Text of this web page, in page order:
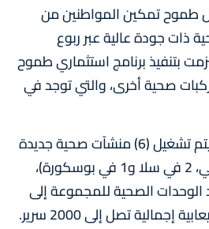
طموح تمكين المواطنين من
ذات جودة عالية عبر ربوع
بتنفيذ برنامج استثماري طموح
صحية أخرى، والتي توجد في
ومع متم سنة 2022، سيتم تشغيل (6) منشآت صحية جديدة
(2 في طنجة، 1 في آسفي، 2 في سلا و1 في بوسكورة)،
الصحية للمجموعة إلى